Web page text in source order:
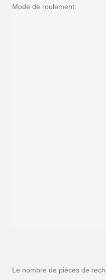
Mode de roulement:
Le nombre de pièces de